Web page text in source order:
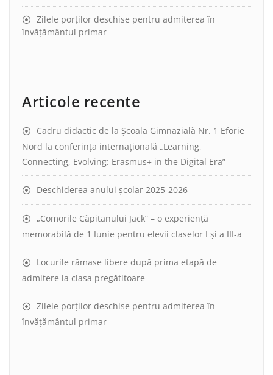
Zilele porților deschise pentru admiterea în
învățământul primar
Articole recente
Cadru didactic de la Școala Gimnazială Nr. 1 Eforie
Nord la conferința internațională „Learning,
Connecting, Evolving: Erasmus+ in the Digital Era”
Deschiderea anului școlar 2025-2026
„Comorile Căpitanului Jack” – o experiență
memorabilă de 1 Iunie pentru elevii claselor I și a III-a
Locurile rămase libere după prima etapă de
admitere la clasa pregătitoare
Zilele porților deschise pentru admiterea în
învățământul primar